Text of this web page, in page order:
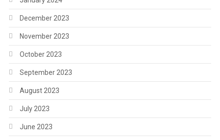
December 2023
November 2023
October 2023
September 2023
August 2023
July 2023
June 2023